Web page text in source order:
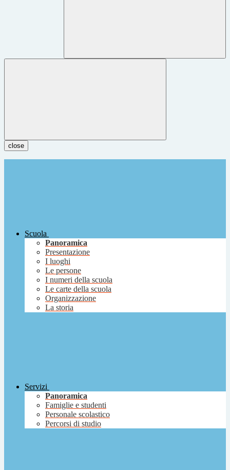
close
Scuola
Panoramica
Presentazione
I luoghi
Le persone
I numeri della scuola
Le carte della scuola
Organizzazione
La storia
Servizi
Panoramica
Famiglie e studenti
Personale scolastico
Percorsi di studio